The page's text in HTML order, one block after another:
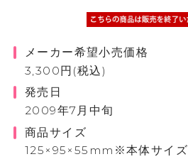
メーカー希望小売価格
3,300円(税込)
発売日
2009年7月中旬
商品サイズ
125×95×55mm※本体サイズ